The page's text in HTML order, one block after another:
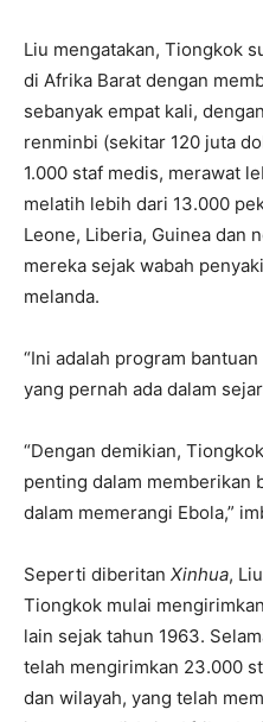
Liu mengatakan, Tiongkok
di Afrika Barat dengan
sebanyak empat kali,
renminbi (sekitar 120 juta
1.000 staf medis, merawat
melatih lebih dari 13.000
Leone, Liberia, Guinea dan
mereka sejak wabah
melanda.
“Ini adalah program
yang pernah ada dalam
“Dengan demikian,
penting dalam memberikan
dalam memerangi Ebola,”
Seperti diberitan Xinhua,
Tiongkok mulai
lain sejak tahun 1963.
telah mengirimkan 23.000
dan wilayah, yang telah